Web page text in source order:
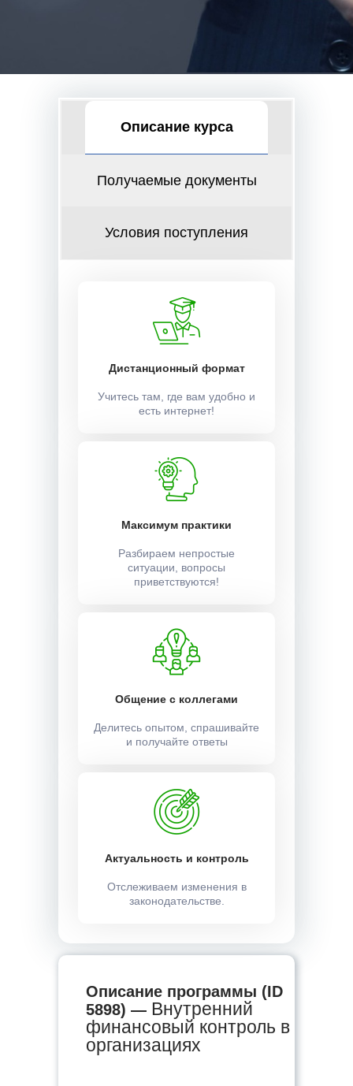
Описание курса
Получаемые документы
Условия поступления
Дистанционный формат
Учитесь там, где вам удобно и
есть интернет!
Максимум практики
Разбираем непростые
ситуации, вопросы
приветствуются!
Общение с коллегами
Делитесь опытом, спрашивайте
и получайте ответы
Актуальность и контроль
Отслеживаем изменения в
законодательстве.
Описание программы (ID
5898) — Внутренний
финансовый контроль в
организациях